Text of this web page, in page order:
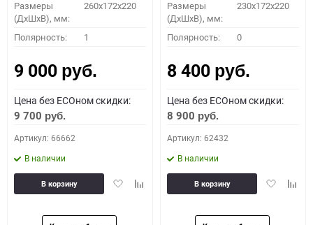
Размеры
(ДхШхВ), мм:
260x172x220
Полярность: 1
9 000 руб.
Цена без ECOном скидки:
9 700 руб.
Артикул: 66662
В наличии
ДобавитьДобавить
В корзину
Размеры
(ДхШхВ), мм:
230x172x220
Полярность: 0
8 400 руб.
Цена без ECOном скидки:
8 900 руб.
Артикул: 62432
В наличии
Добавить
В корзину